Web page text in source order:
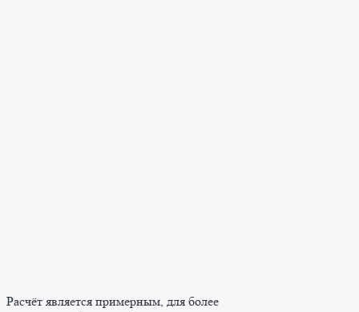
Расчёт является примерным, для более